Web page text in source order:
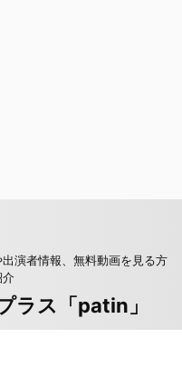
演者情報、無料動画を見る方
介
ラス「patin」